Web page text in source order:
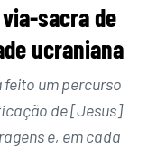
sacra de
ucraniana
feito um percurso
de [Jesus]
e, em cada